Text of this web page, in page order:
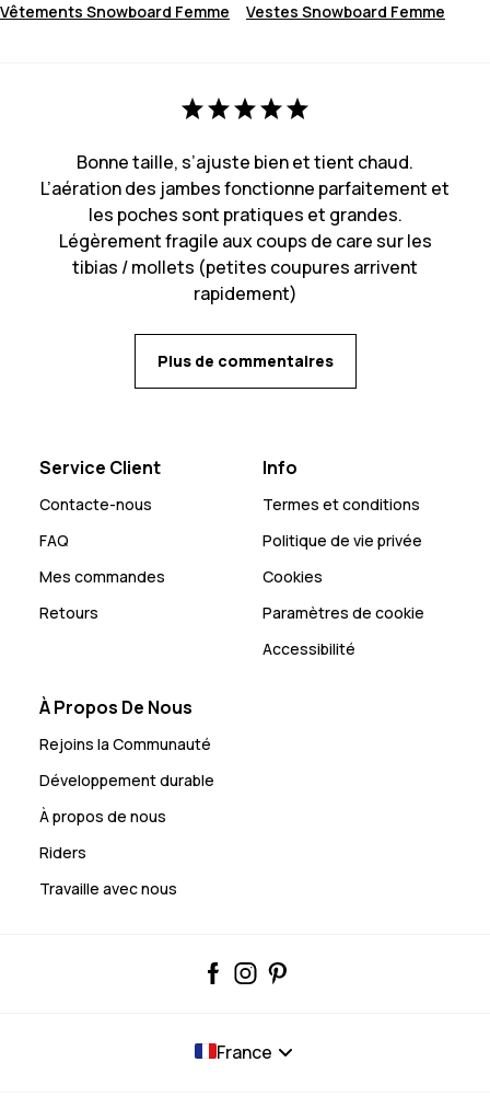
Vêtements Snowboard Femme Vestes Snowboard Femme
Bonne taille, s’ajuste bien et tient chaud.
L’aération des jambes fonctionne parfaitement et
les poches sont pratiques et grandes.
Légèrement fragile aux coups de care sur les
tibias / mollets (petites coupures arrivent
rapidement)
Plus de commentaires
Service Client
Contacte-nous
FAQ
Mes commandes
Retours
Info
Termes et conditions
Politique de vie privée
Cookies
Paramètres de cookie
Accessibilité
À Propos De Nous
Rejoins la Communauté
Développement durable
À propos de nous
Riders
Travaille avec nous
France